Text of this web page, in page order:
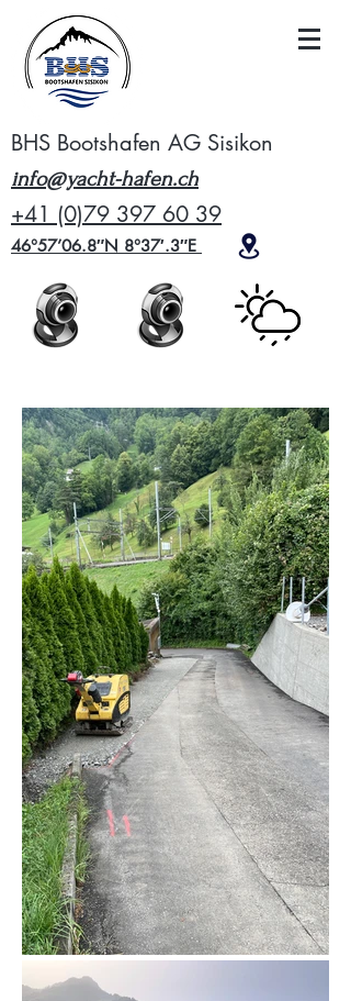
BHS Bootshafen AG Sisikon
info@yacht-hafen.ch
+41 (0)79 397 60 39
46°57’06.8″N 8°37′.3″E